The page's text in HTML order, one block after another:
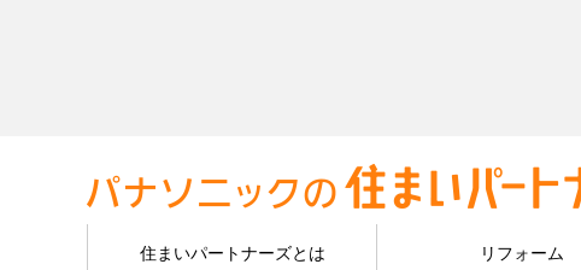
住まいパートナーズとは リフォーム